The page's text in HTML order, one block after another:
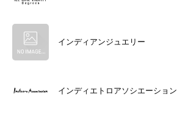
インディアンジュエリー
インディエトロアソシエーション